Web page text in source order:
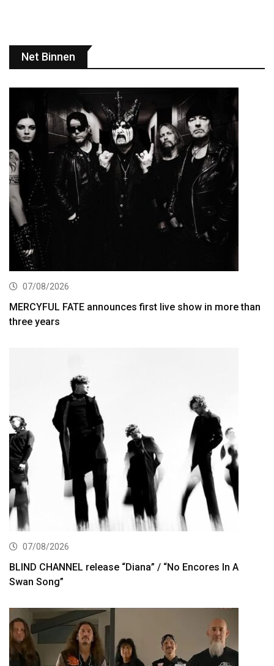
Net Binnen
07/08/2026
MERCYFUL FATE announces first live show in more than
three years
07/08/2026
BLIND CHANNEL release “Diana” / “No Encores In A
Swan Song”